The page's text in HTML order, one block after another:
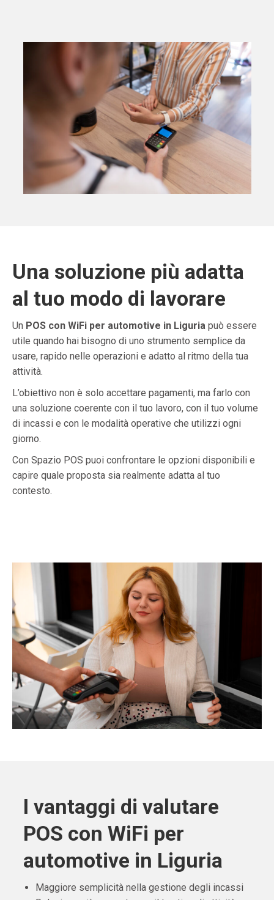
Una soluzione più adatta
al tuo modo di lavorare
Un POS con WiFi per automotive in Liguria può essere
utile quando hai bisogno di uno strumento semplice da
usare, rapido nelle operazioni e adatto al ritmo della tua
attività.
L’obiettivo non è solo accettare pagamenti, ma farlo con
una soluzione coerente con il tuo lavoro, con il tuo volume
di incassi e con le modalità operative che utilizzi ogni
giorno.
Con Spazio POS puoi confrontare le opzioni disponibili e
capire quale proposta sia realmente adatta al tuo
contesto.
I vantaggi di valutare
POS con WiFi per
automotive in Liguria
Maggiore semplicità nella gestione degli incassi